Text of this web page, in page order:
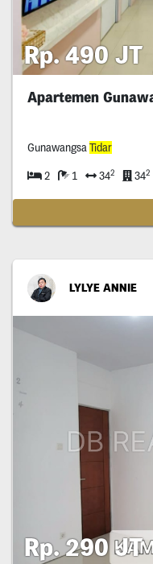
Rp. 490 JT
Apartemen
GunawangsaTidar
2 1 342 342
LYLYE ANNIE
Rp. 290 JT